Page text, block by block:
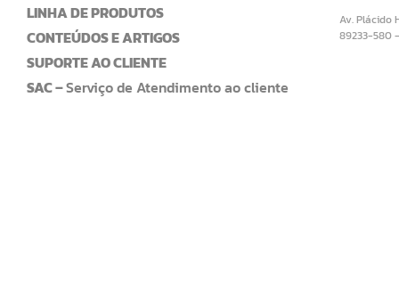
LINHA DE PRODUTOS
CONTEÚDOS E ARTIGOS
SUPORTE AO CLIENTE
SAC –Serviço de Atendimento ao cliente
Av. Plácido
89233-580